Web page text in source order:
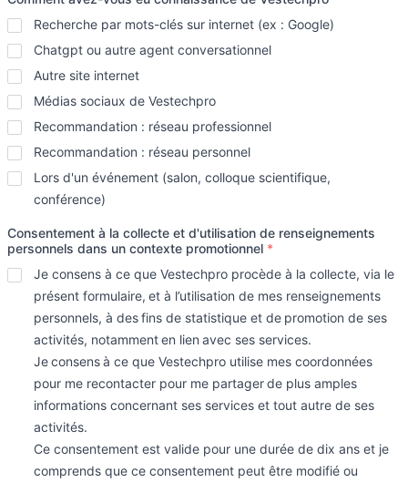
Recherche par mots-clés sur internet (ex : Google)
Chatgpt ou autre agent conversationnel
Autre site internet
Médias sociaux de Vestechpro
Recommandation : réseau professionnel
Recommandation : réseau personnel
Lors d'un événement (salon, colloque scientifique,
conférence)
Consentement à la collecte et d'utilisation de renseignements
personnels dans un contexte promotionnel *
Je consens à ce que Vestechpro procède à la collecte, via le
présent formulaire, et à l’utilisation de mes renseignements
personnels, à des fins de statistique et de promotion de ses
activités, notamment en lien avec ses services.
Je consens à ce que Vestechpro utilise mes coordonnées
pour me recontacter pour me partager de plus amples
informations concernant ses services et tout autre de ses
activités.
Ce consentement est valide pour une durée de dix ans et je
comprends que ce consentement peut être modifié ou